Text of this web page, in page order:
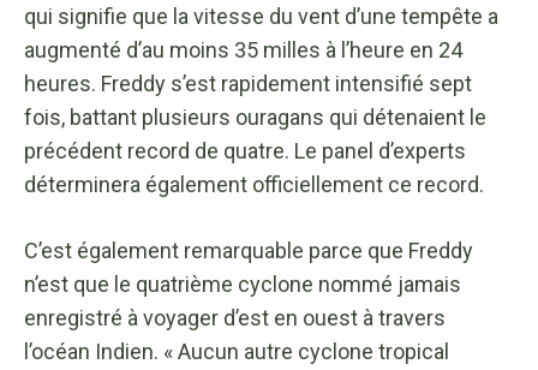
qui signifie que la vitesse du vent d’une tempête a
augmenté d’au moins 35 milles à l’heure en 24
heures. Freddy s’est rapidement intensifié sept
fois, battant plusieurs ouragans qui détenaient le
précédent record de quatre. Le panel d’experts
déterminera également officiellement ce record.
C’est également remarquable parce que Freddy
n’est que le quatrième cyclone nommé jamais
enregistré à voyager d’est en ouest à travers
l’océan Indien. « Aucun autre cyclone tropical